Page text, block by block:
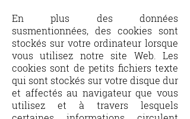
En plus des données
susmentionnées, des cookies sont
stockés sur votre ordinateur lorsque
vous utilisez notre site Web. Les
cookies sont de petits fichiers texte
qui sont stockés sur votre disque dur
et affectés au navigateur que vous
utilisez et à travers lesquels